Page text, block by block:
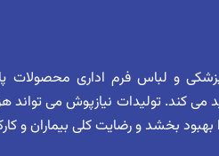
و لباس فرم اداری محصولات
می کند. تولیدات نیازپوش می تواند
بخشد و رضایت کلی بیماران و